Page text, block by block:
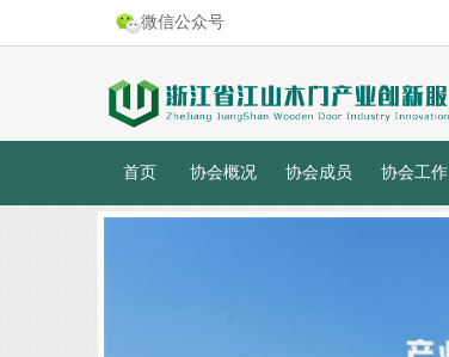
微信公众号
首页 协会概况 协会成员 协会工作